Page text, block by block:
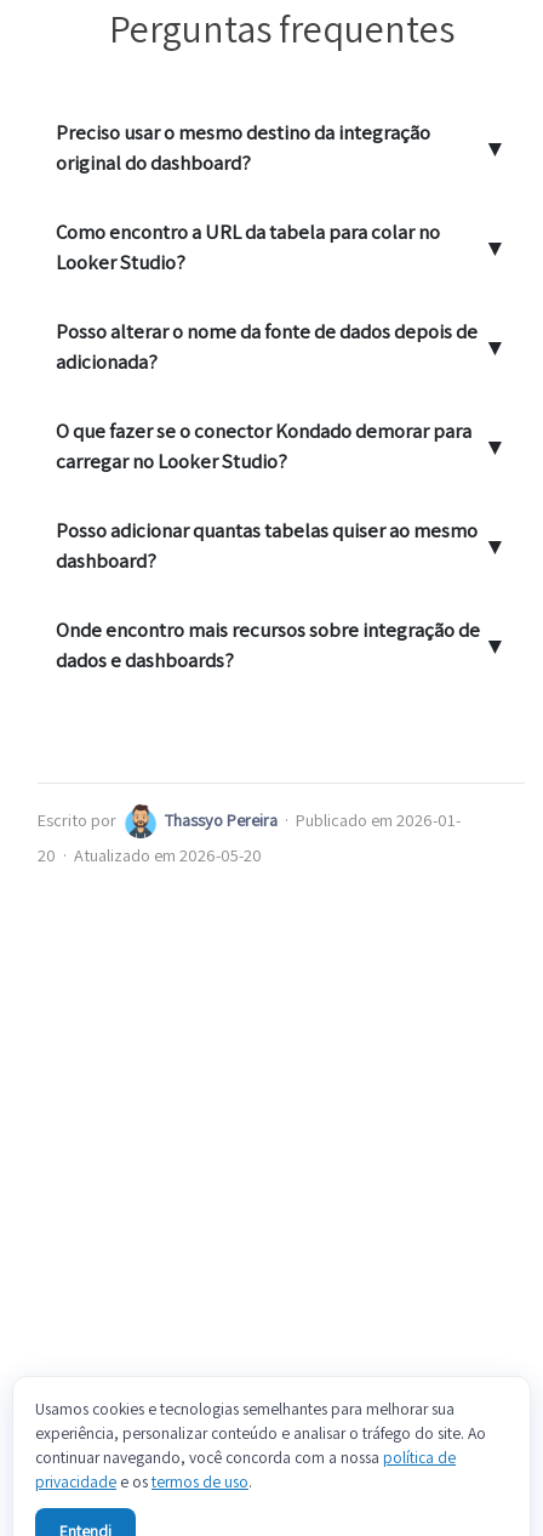
Perguntas frequentes
Preciso usar o mesmo destino da integração
original do dashboard?
▼
Como encontro a URL da tabela para colar no
Looker Studio?
▼
Posso alterar o nome da fonte de dados depois de
adicionada?
▼
O que fazer se o conector Kondado demorar para
carregar no Looker Studio?
▼
Posso adicionar quantas tabelas quiser ao mesmo
dashboard?
▼
Onde encontro mais recursos sobre integração de
dados e dashboards?
▼
Escrito por Thassyo Pereira · Publicado em 2026-01-
20 · Atualizado em 2026-05-20
Usamos cookies e tecnologias semelhantes para melhorar sua
experiência, personalizar conteúdo e analisar o tráfego do site. Ao
continuar navegando, você concorda com a nossa política de
privacidade e ostermos de uso.
Entendi